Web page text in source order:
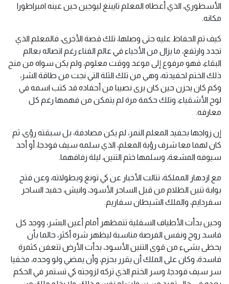
الأسطوري، الذي أعطاه المعلم تايبنغ ليوجين حين عينه امبراطورا
مكانه.
كيف تم الحفاظ عليه حتى وصلها، تلك قصة الأخرى، فالمعلم الذي
تجدد وارتفع، ما يزال من الأحياء في عالم الفناء رغم اتصاله بعالم
البقاء، فهو مرفوع إلى موعد ووقت معلوم، ولم يكن سواه من منح
ذلك الختم لحفيدته، وهي من تلك الثلة التي نجت من طاقة الشر،
وكم كان يحزن حين كان يرى نصيبا من أحفاده قد كتب اسمه في
لوح الأشقياء، وتلك حكمة مرة لم يتمكن من فهمها رغم كل
معارفه.
إن زواجها بحفيد المعلم النمر، لم يكن مصادفة، بل سبقته رؤى، ثم
كان لهما معا شرف رؤية المعلم، الذي سلمه سيف فودجا، أو أحد
سيوفه المشعة، وسلمها ختم التنين، ليلة زفافهما.
مع ازدهار المملكة، تتالت الأخبار عن كي تونغ وبطولاته، وعن فتح
بوابة تنين الظلام من قبل الساحر الأسود، وانيش، حفيد الساحر
سفردايم، والملك الشيطان سفاريم.
وحين بدأت الأطياف السفلية تتمظهر أمام أعين البشر، ووجد كل
فاسد روح ونفس الفرصة مناسبة ليظهر شره أكثر، حالما بأن
يحظى بشيء من قوى التنين الأسود، بدأت الأرض تتعفن كثمرة
فاسدة، وكان على الملك أن يقرر بحزم، وأن يمضي ولو وحده، مخفيا
سر سيف فودجا، وسر الختم الذي تركه لزوجته كي تستمر في الحكم